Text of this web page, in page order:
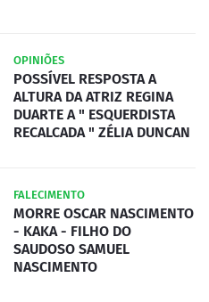
OPINIÕES
POSSÍVEL RESPOSTA A
ALTURA DA ATRIZ REGINA
DUARTE A " ESQUERDISTA
RECALCADA " ZÉLIA DUNCAN
FALECIMENTO
MORRE OSCAR NASCIMENTO
- KAKA - FILHO DO
SAUDOSO SAMUEL
NASCIMENTO